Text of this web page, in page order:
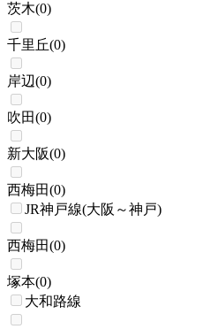
茨木(0)
千里丘(0)
岸辺(0)
吹田(0)
新大阪(0)
西梅田(0)
JR神戸線(大阪～神戸)
西梅田(0)
塚本(0)
大和路線